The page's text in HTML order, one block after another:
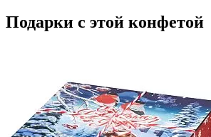
Подарки с этой конфетой